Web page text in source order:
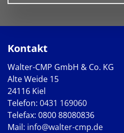
Kontakt
Walter-CMP GmbH & Co. KG
Alte Weide 15
24116 Kiel
Telefon: 0431 169060
Telefax: 0800 88080836
Mail: info@walter-cmp.de